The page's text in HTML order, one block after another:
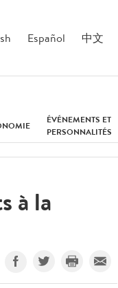
Español 中文
ÉVÉNEMENTS ET
PERSONNALITÉS
à la